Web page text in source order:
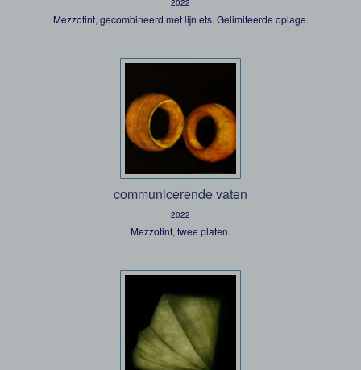
2022
Mezzotint, gecombineerd met lijn ets. Gelimiteerde oplage.
communicerende vaten
2022
Mezzotint, twee platen.